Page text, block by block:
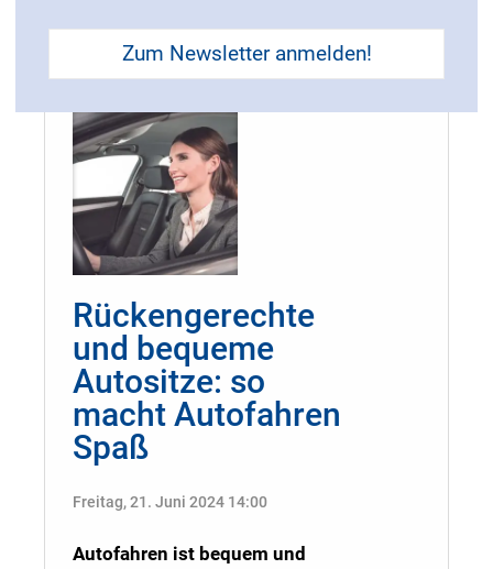
Rückengerechte
und bequeme
Autositze: so
macht Autofahren
Spaß
Freitag, 21. Juni 2024 14:00
Autofahren ist bequem und
Zum Newsletter anmelden!